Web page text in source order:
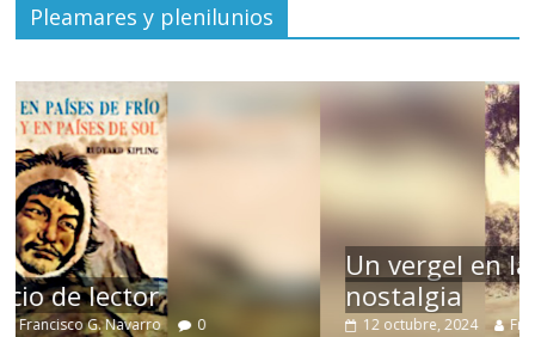
Pleamares y plenilunios
Un vergel en las nieblas de la
nostalgia
12 octubre, 2024 Francisco G. Navarro 0